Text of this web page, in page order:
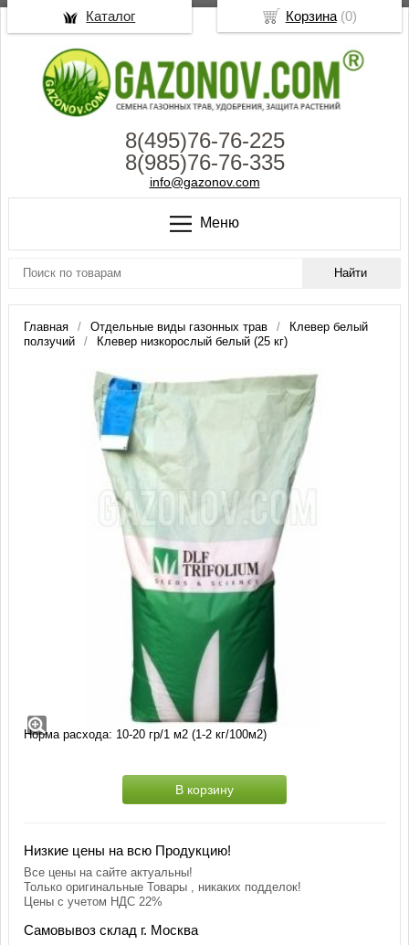
8(495)76-76-225
8(985)76-76-335
info@gazonov.com
Меню
Главная Отдельные виды газонных трав
Клевер белый
ползучий
Клевер низкорослый белый (25 кг)
Клевер низкорослый белый (25 кг)
Клевер белый (ползучий)
Производство: DLF (Дания)
Заводская фасовка: 20 кг.
Норма расхода: 10-20 гр/1 м2 (1-2 кг/100м2)
В корзину
Низкие цены на всю Продукцию!
Все цены на сайте актуальны!
Только оригинальные Товары , никаких подделок!
Цены с учетом НДС 22%
Самовывоз склад г. Москва
Корзина(0)
Каталог